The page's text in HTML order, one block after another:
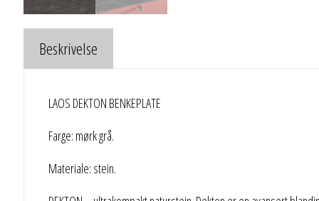
Beskrivelse
LAOS DEKTON BENKEPLATE
Farge: mørk grå.
Materiale: stein.